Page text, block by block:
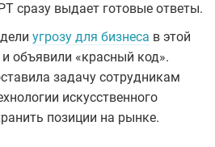
сразу выдает готовые ответы.
угрозу для бизнеса в этой
и объявили «красный код».
задачу сотрудникам
искусственного
позиции на рынке.